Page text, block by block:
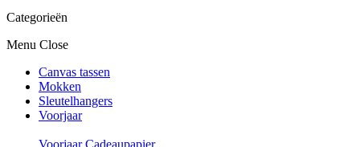
Categorieën
Menu Close
Canvas tassen
Mokken
Sleutelhangers
Voorjaar
Voorjaar Cadeaupapier